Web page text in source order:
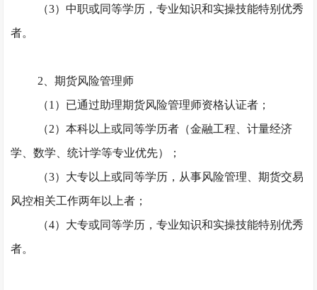
（3）中职或同等学历，专业知识和实操技能特别优秀
者。
2、期货风险管理师
（1）已通过助理期货风险管理师资格认证者；
（2）本科以上或同等学历者（金融工程、计量经济
学、数学、统计学等专业优先）；
（3）大专以上或同等学历，从事风险管理、期货交易
风控相关工作两年以上者；
（4）大专或同等学历，专业知识和实操技能特别优秀
者。